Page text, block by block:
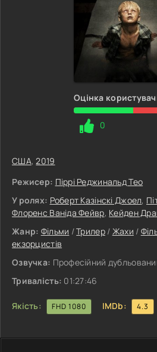
Оцінка
0
США,2019
Режисер: Піррі Реджинальд Тео
У ролях: Роберт Казінскі Джоел,
Флоренс Ваніда Фейвр, Кейден
Жанр: Фільми /Трилер/ Жахи /
екзорцистів
Озвучка: Професійний
Тривалість: 01:27:46
Якість: FHD 1080 IMDb: 4.3